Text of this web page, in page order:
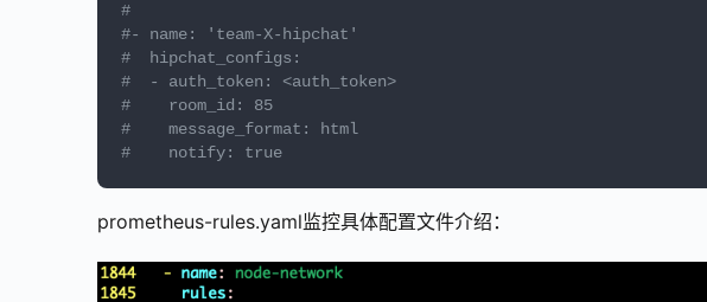
#
#- name: 'team-X-hipchat'
#  hipchat_configs:
#  - auth_token: <auth_token>
#    room_id: 85
#    message_format: html
#    notify: true
prometheus-rules.yaml监控具体配置文件介绍：